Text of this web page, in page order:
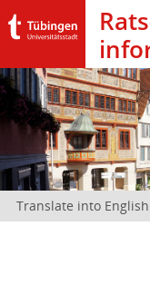
Translate into English